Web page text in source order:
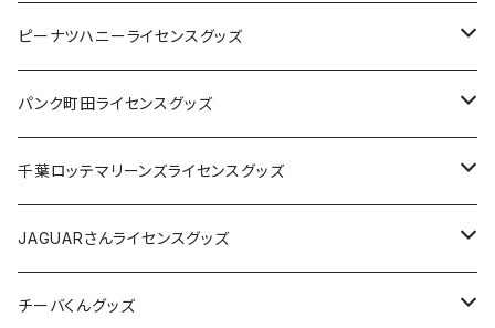
キャップ
ステッカー
缶バッジ
ホテルキーホルダー
ステッカー
缶バッジ
アクリルキーホルダー
ホテルキーホルダー
クリアファイル
ピーナツハニーライセンスグッズ
Tシャツ
キャップ
バッグ
ステッカー
パンク町田ライセンスグッズ
Tシャツ
キャップ
バッグ
千葉ロッテマリーンズライセンスグッズ
ステッカー
ステッカー
缶バッジ
JAGUARさんライセンスグッズ
Tシャツ
チーバくんグッズ